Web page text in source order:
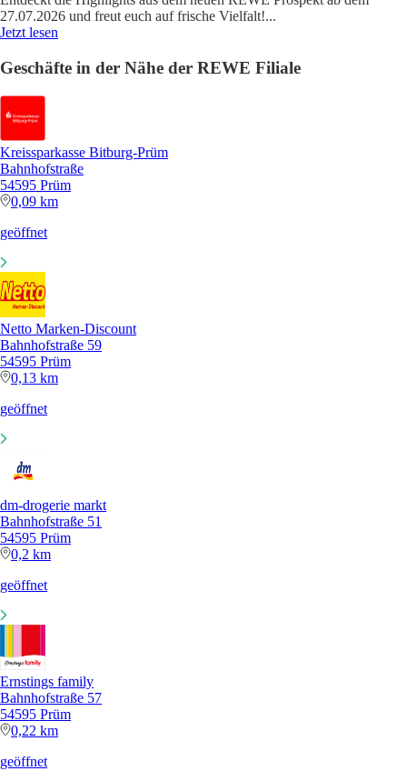
27.07.2026 und freut euch auf frische Vielfalt!...
Jetzt lesen
Geschäfte in der Nähe der REWE Filiale
Kreissparkasse Bitburg-Prüm
Bahnhofstraße
54595 Prüm
0,09 km
geöffnet
Netto Marken-Discount
Bahnhofstraße 59
54595 Prüm
0,13 km
geöffnet
dm-drogerie markt
Bahnhofstraße 51
54595 Prüm
0,2 km
geöffnet
Ernstings family
Bahnhofstraße 57
54595 Prüm
0,22 km
geöffnet